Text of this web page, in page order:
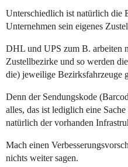
Unterschiedlich ist natürlich die
Unternehmen sein eigenes
DHL und UPS zum B. arbeiten
Zustellbezirke und so werden
die) jeweilige Bezirksfahrzeuge
Denn der Sendungskode
alles, das ist lediglich eine
natürlich der vorhanden
Mach einen
nichts weiter sagen.